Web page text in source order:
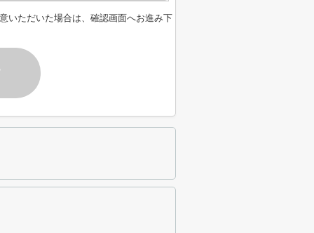
いただいた場合は、確認画面へお進み下